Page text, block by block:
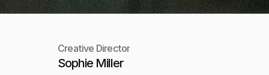
Creative Director
Sophie Miller